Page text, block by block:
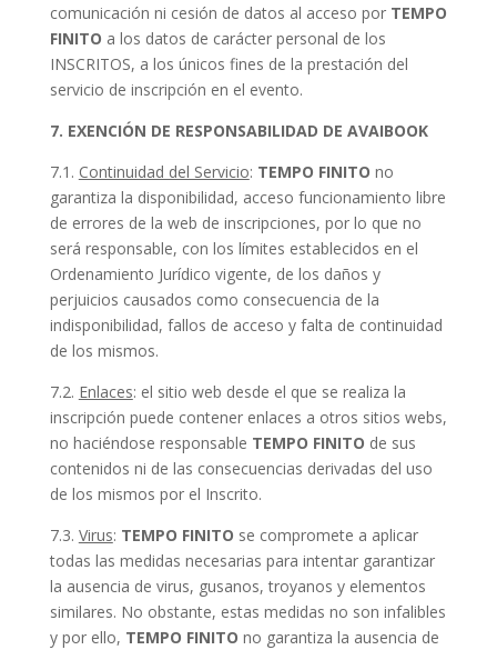
comunicación ni cesión de datos al acceso por TEMPO
FINITO a los datos de carácter personal de los
INSCRITOS, a los únicos fines de la prestación del
servicio de inscripción en el evento.
7. EXENCIÓN DE RESPONSABILIDAD DE AVAIBOOK
7.1. Continuidad del Servicio: TEMPO FINITO no
garantiza la disponibilidad, acceso funcionamiento libre
de errores de la web de inscripciones, por lo que no
será responsable, con los límites establecidos en el
Ordenamiento Jurídico vigente, de los daños y
perjuicios causados como consecuencia de la
indisponibilidad, fallos de acceso y falta de continuidad
de los mismos.
7.2. Enlaces: el sitio web desde el que se realiza la
inscripción puede contener enlaces a otros sitios webs,
no haciéndose responsable TEMPO FINITO de sus
contenidos ni de las consecuencias derivadas del uso
de los mismos por el Inscrito.
7.3. Virus: TEMPO FINITO se compromete a aplicar
todas las medidas necesarias para intentar garantizar
la ausencia de virus, gusanos, troyanos y elementos
similares. No obstante, estas medidas no son infalibles
y por ello, TEMPO FINITO no garantiza la ausencia de